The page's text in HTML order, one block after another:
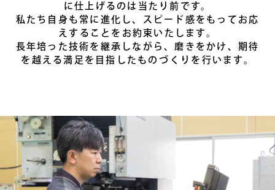
に仕上げるのは当たり前です。
私たち自身も常に進化し、スピード感をもってお応
えすることをお約束いたします。
長年培った技術を継承しながら、磨きをかけ、期待
を越える満足を目指したものづくりを行います。